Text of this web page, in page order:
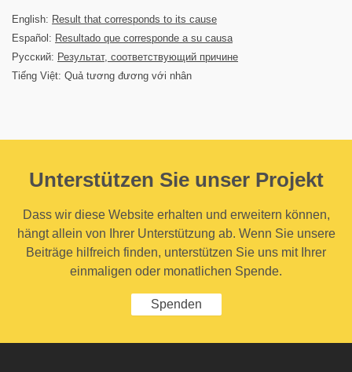
English: Result that corresponds to its cause
Español: Resultado que corresponde a su causa
Русский: Результат, соответствующий причине
Tiếng Việt: Quả tương đương với nhân
Unterstützen Sie unser Projekt
Dass wir diese Website erhalten und erweitern können,
hängt allein von Ihrer Unterstützung ab. Wenn Sie unsere
Beiträge hilfreich finden, unterstützen Sie uns mit Ihrer
einmaligen oder monatlichen Spende.
Spenden